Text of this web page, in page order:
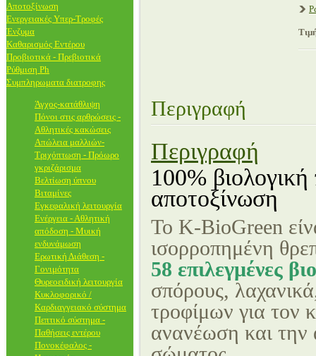
Αποτοξίνωση
Ενεργειακές Υπερ-Τροφές
Ένζυμα
Καθαρισμός Εντέρου
Προβιοτικά - Πρεβιοτικά
Ρύθμιση Ph
Συμπληρωματα διατροφης
Άγχος-κατάθλιψη
Πόνοι στις αρθρώσεις -
Αθλητικές κακώσεις
Απώλεια μαλλιών-
Τριχόπτωση - Πρόωρο
γκριζάρισμα
Βελτίωση ύπνου
Βιταμίνες
Εγκεφαλική λειτουργία
Ενέργεια - Αθλητική
απόδοση - Μυική
ενδυνάμωση
Ερωτική Διάθεση -
Γονιμότητα
Θυρεοειδική λειτουργία
Κυκλοφορικό /
Καρδιαγγειακό σύστημα
Πεπτικό σύστημα -
Παθήσεις εντέρου
Πονοκέφαλος -
Περιγραφή
Περιγραφή
100%
αποτοξίνωση
Το K-BioGreen
ισορροπημένη
58 επιλεγμένες
σπόρους,
τροφίμων για τον
ανανέωση και την